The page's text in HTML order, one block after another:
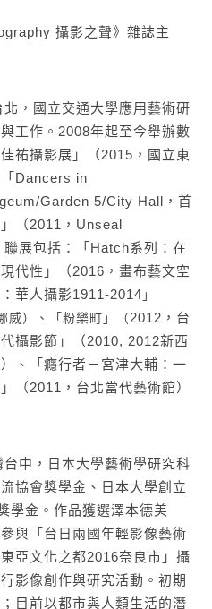
攝影之聲》雜誌主
，國立交通大學應用藝術研
工作。 2008年起至今舉辦數
祐攝影展」（2015 ，國立東
Dancers in
Garden 5/City Hall ，首
（2011 ， Unseal
聯展包括：「 Hatch系列：在
代性」（2016 ，畫布藝文空
華人攝影1911-2014 」
威）、「粉樂町」（2012 ，台
攝影節」（2010, 2012新西
、「癮行者－宮津大輔：一
（2011 ，台北當代藝術館）
中，日本大學藝術學研究科
協會獎學金、日本大學創立
學金。作品獲選澤本德美
與「台日兩國年輕影像藝術
亞文化之都2016奈良市」攝
影像創作與研究活動。初期
目前以都市與人類生活的潛